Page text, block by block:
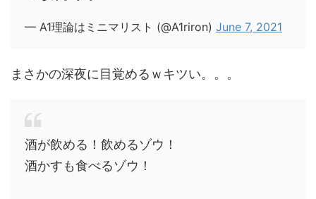
— A1理論はミニマリスト (@A1riron) June 7, 2021
まさかの深夜に目覚めるｗキツい。。。
酒が飲める！飲めるゾウ！
酒かすも食べるゾウ！